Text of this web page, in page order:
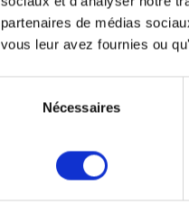
partenaires de médias
vous leur avez fournies ou
Nécessaires